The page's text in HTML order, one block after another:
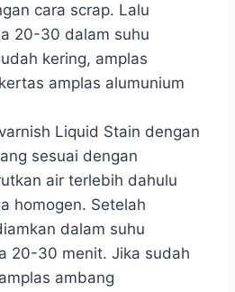
cara scrap. Lalu
20-30 dalam suhu
kering, amplas
amplas alumunium
Liquid Stain dengan
sesuai dengan
air terlebih dahulu
homogen. Setelah
dalam suhu
20-30 menit. Jika sudah
ambang